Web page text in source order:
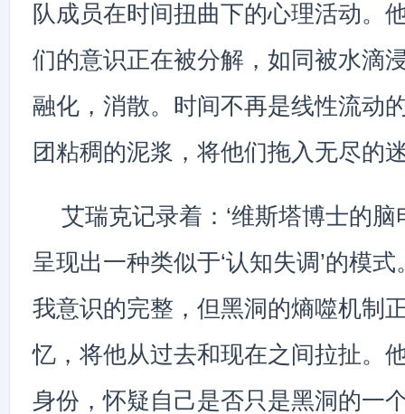
队成员在时间扭曲下的心理活动。
们的意识正在被分解，如同被水滴
融化，消散。时间不再是线性流动
团粘稠的泥浆，将他们拖入无尽的
艾瑞克记录着：‘维斯塔博士的
呈现出一种类似于‘认知失调’的模
我意识的完整，但黑洞的熵噬机制
忆，将他从过去和现在之间拉扯。
身份，怀疑自己是否只是黑洞的一